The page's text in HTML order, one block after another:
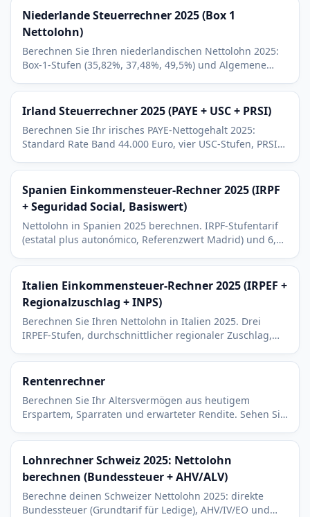
Niederlande Steuerrechner 2025 (Box 1
Nettolohn)
Berechnen Sie Ihren niederlandischen Nettolohn 2025:
Box-1-Stufen (35,82%, 37,48%, 49,5%) und Algemene
Irland Steuerrechner 2025 (PAYE + USC + PRSI)
Berechnen Sie Ihr irisches PAYE-Nettogehalt 2025:
Standard Rate Band 44.000 Euro, vier USC-Stufen, PRSI
Spanien Einkommensteuer-Rechner 2025 (IRPF
+ Seguridad Social, Basiswert)
Nettolohn in Spanien 2025 berechnen. IRPF-Stufentarif
(estatal plus autonómico, Referenzwert Madrid) und 6,35
Italien Einkommensteuer-Rechner 2025 (IRPEF +
Regionalzuschlag + INPS)
Berechnen Sie Ihren Nettolohn in Italien 2025. Drei
IRPEF-Stufen, durchschnittlicher regionaler Zuschlag,
von 8.500 EUR.
Rentenrechner
Berechnen Sie Ihr Altersvermögen aus heutigem
Erspartem, Sparraten und erwarteter Rendite. Sehen Sie
Lohnrechner Schweiz 2025: Nettolohn
berechnen (Bundessteuer + AHV/ALV)
Berechne deinen Schweizer Nettolohn 2025: direkte
Bundessteuer (Grundtarif für Ledige), AHV/IV/EO und